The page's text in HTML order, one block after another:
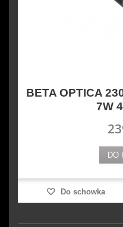
BETA OPTICA
7W
DO
Do schowka